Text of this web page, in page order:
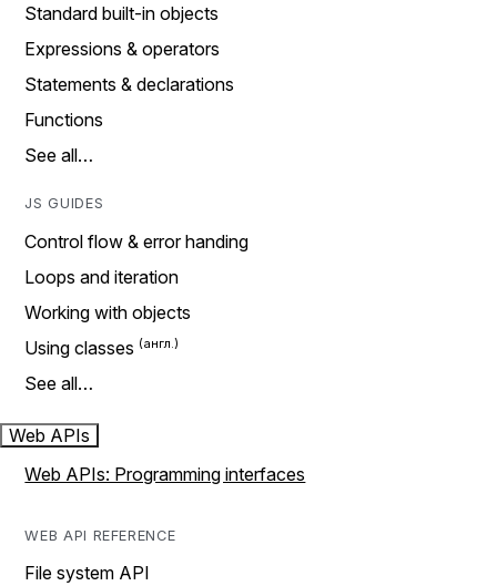
Standard built-in objects
Expressions & operators
Statements & declarations
Functions
See all…
JS GUIDES
Control flow & error handing
Loops and iteration
Working with objects
Using classes
See all…
Web APIs
Web APIs: Programming interfaces
WEB API REFERENCE
File system API